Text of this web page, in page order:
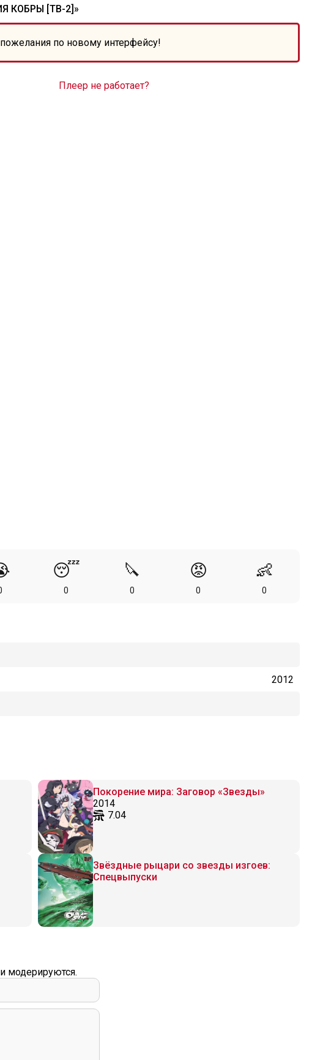
КОБРЫ [ТВ-2]»
по новому интерфейсу!
Плеер не работает?
😴
0
🔪
0
😡
0
👶
0
2012
Покорение мира: Заговор «Звезды»
2014
7.04
Звёздные рыцари со звезды изгоев:
Спецвыпуски
модерируются.